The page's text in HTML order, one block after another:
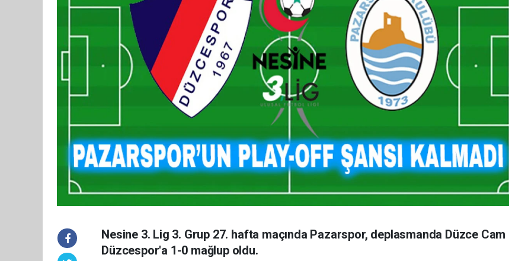
Nesine 3. Lig 3. Grup 27. hafta maçında Pazarspor, deplasmanda Düzce Cam
Düzcespor'a 1-0 mağlup oldu.